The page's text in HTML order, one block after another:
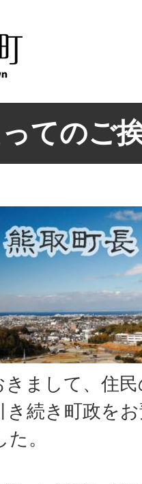
てのご
きまして、住
き続き町政を
。